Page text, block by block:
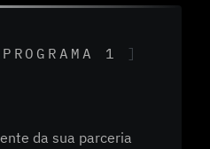
1
da sua parceria